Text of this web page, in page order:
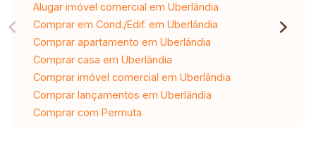
Alugar imóvel comercial em Uberlândia
Comprar em Cond./Edif. em Uberlândia
Comprar apartamento em Uberlândia
Comprar casa em Uberlândia
Comprar imóvel comercial em Uberlândia
Comprar lançamentos em Uberlândia
Comprar com Permuta